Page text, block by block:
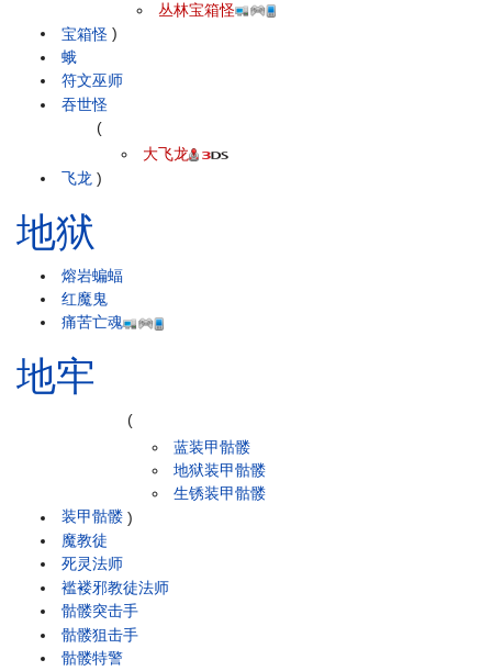
宝箱怪
丛林宝箱怪
)
蛾
符文巫师
吞世怪
飞龙
(
大飞龙
)
地狱
熔岩蝙蝠
红魔鬼
痛苦亡魂
地牢
装甲骷髅
(
蓝装甲骷髅
地狱装甲骷髅
生锈装甲骷髅
)
魔教徒
死灵法师
褴褛邪教徒法师
骷髅突击手
骷髅狙击手
骷髅特警